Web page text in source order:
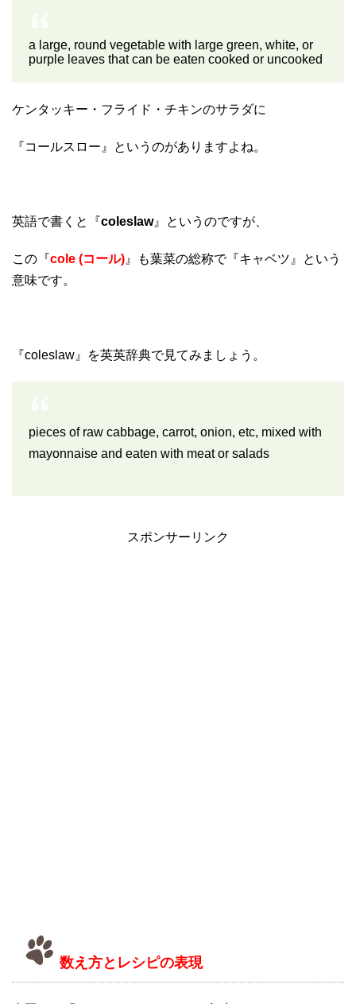
a large, round vegetable with large green, white, or
purple leaves that can be eaten cooked or uncooked
ケンタッキー・フライド・チキンのサラダに
『コールスロー』というのがありますよね。
英語で書くと『coleslaw』というのですが、
この『cole (コール) 』も葉菜の総称で『キャベツ』という
意味です。
『coleslaw』を英英辞典で見てみましょう。
pieces of raw cabbage, carrot, onion, etc, mixed with
mayonnaise and eaten with meat or salads
スポンサーリンク
数え方とレシピの表現